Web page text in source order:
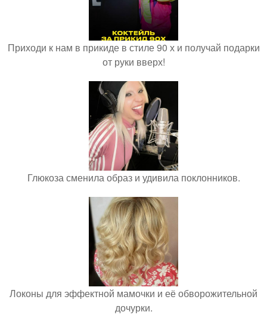
Приходи к нам в прикиде в стиле 90 х и получай подарки
от руки вверх!
Глюкоза сменила образ и удивила поклонников.
Локоны для эффектной мамочки и её обворожительной
дочурки.